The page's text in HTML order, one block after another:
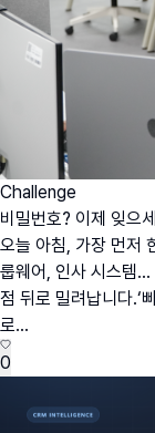
Challenge
비밀번호? 이제 잊
오늘 아침, 가장 먼저
룹웨어, 인사 시스템…
점 뒤로 밀려납니다.‘
로...
0